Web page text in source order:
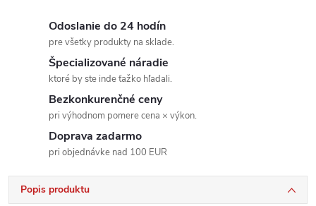
Odoslanie do 24 hodín
pre všetky produkty na sklade.
Špecializované náradie
ktoré by ste inde ťažko hľadali.
Bezkonkurenčné ceny
pri výhodnom pomere cena × výkon.
Doprava zadarmo
pri objednávke nad 100 EUR
Popis produktu